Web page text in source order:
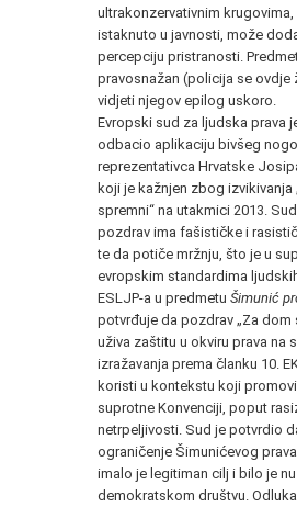
ultrakonzervativnim
istaknuto u javnosti, može
percepciju pristranosti.
pravosnažan (policija se ovdje
vidjeti njegov epilog uskoro.
Evropski sud za ljudska prava
odbacio aplikaciju bivšeg
reprezentativca Hrvatske
koji je kažnjen zbog izvikivanja
spremni“ na utakmici 2013.
pozdrav ima fašističke i
te da potiče mržnju, što je u
evropskim standardima
ESLJP-a u predmetu Šimunić
potvrđuje da pozdrav „Za dom
uživa zaštitu u okviru prava na
izražavanja prema članku 10.
koristi u kontekstu koji
suprotne Konvenciji, poput
netrpeljivosti. Sud je potvrdio
ograničenje Šimunićevog
imalo je legitiman cilj i bilo je
demokratskom društvu.